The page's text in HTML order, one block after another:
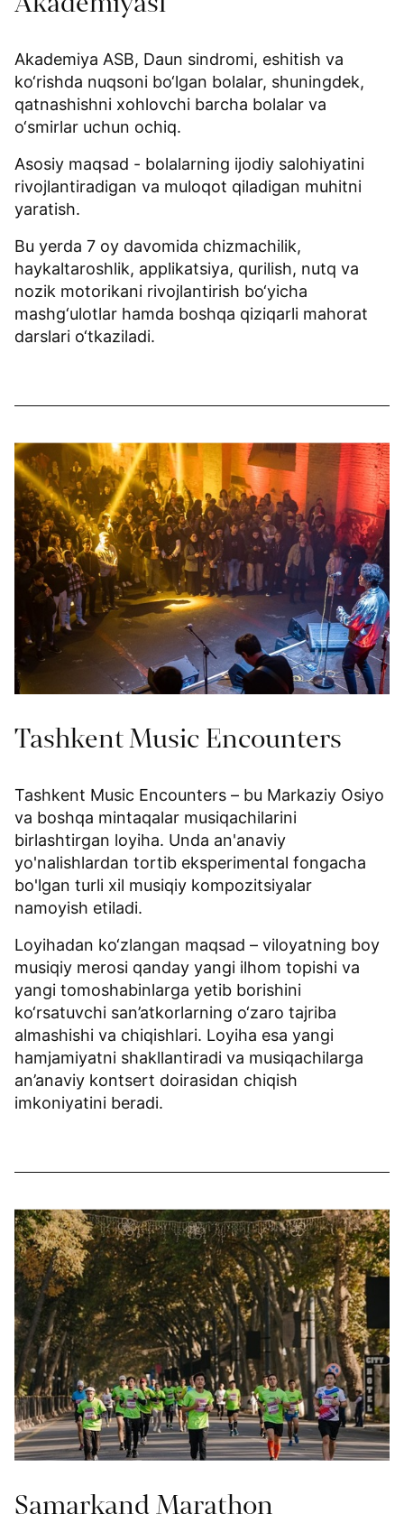
Akademiya ASB, Daun sindromi, eshitish va
ko‘rishda nuqsoni bo‘lgan bolalar, shuningdek,
qatnashishni xohlovchi barcha bolalar va
o‘smirlar uchun ochiq.
Asosiy maqsad - bolalarning ijodiy salohiyatini
rivojlantiradigan va muloqot qiladigan muhitni
yaratish.
Bu yerda 7 oy davomida chizmachilik,
haykaltaroshlik, applikatsiya, qurilish, nutq va
nozik motorikani rivojlantirish bo‘yicha
mashg‘ulotlar hamda boshqa qiziqarli mahorat
darslari o‘tkaziladi.
Tashkent Music Encounters
Tashkent Music Encounters – bu Markaziy Osiyo
va boshqa mintaqalar musiqachilarini
birlashtirgan loyiha. Unda an'anaviy
yo'nalishlardan tortib eksperimental fongacha
bo'lgan turli xil musiqiy kompozitsiyalar
namoyish etiladi.
Loyihadan ko‘zlangan maqsad – viloyatning boy
musiqiy merosi qanday yangi ilhom topishi va
yangi tomoshabinlarga yetib borishini
ko‘rsatuvchi san’atkorlarning o‘zaro tajriba
almashishi va chiqishlari. Loyiha esa yangi
hamjamiyatni shakllantiradi va musiqachilarga
an’anaviy kontsert doirasidan chiqish
imkoniyatini beradi.
Samarkand Marathon